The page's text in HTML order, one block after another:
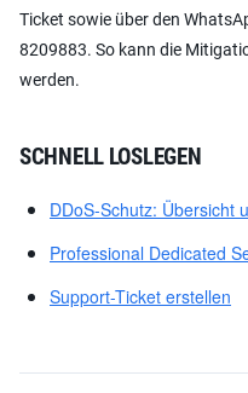
Ticket sowie über den
8209883. So kann die
werden.
SCHNELL LOSLEGEN
DDoS-Schutz: Übersicht
Professional Dedicated
Support-Ticket erstellen